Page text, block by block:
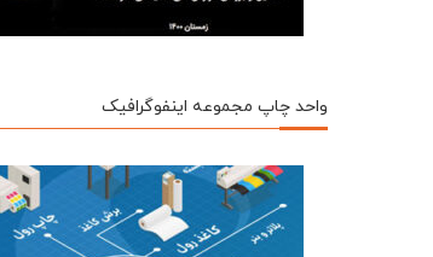
واحد چاپ مجموعه اینفوگرافیک